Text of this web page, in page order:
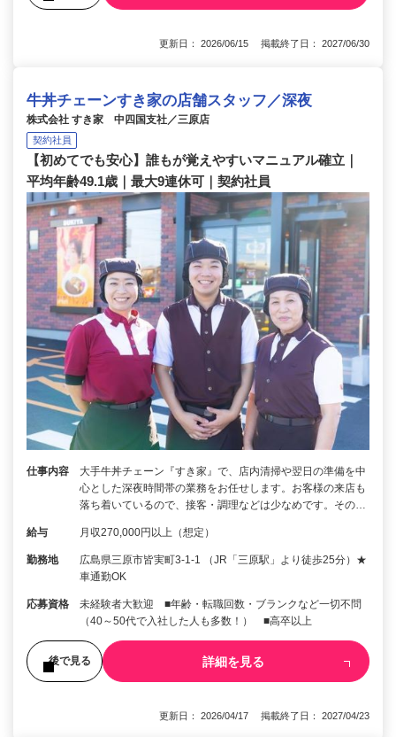
更新日： 2026/06/15 掲載終了日： 2027/06/30
牛丼チェーンすき家の店舗スタッフ／深夜
株式会社 すき家 中四国支社／三原店
契約社員
【初めてでも安心】誰もが覚えやすいマニュアル確立｜
平均年齢49.1歳｜最大9連休可｜契約社員
仕事内容
大手牛丼チェーン『すき家』で、店内清掃や翌日の準備を中
心とした深夜時間帯の業務をお任せします。お客様の来店も
落ち着いているので、接客・調理などは少なめです。その…
給与 月収270,000円以上（想定）
勤務地
広島県三原市皆実町3-1-1 （JR「三原駅」より徒歩25分）★
車通勤OK
応募資格
未経験者大歓迎 ■年齢・転職回数・ブランクなど一切不問
（40～50代で入社した人も多数！） ■高卒以上
後で見る 詳細を見る
更新日： 2026/04/17 掲載終了日： 2027/04/23